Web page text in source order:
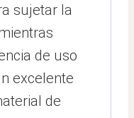
sujetar la
de uso
excelente
de